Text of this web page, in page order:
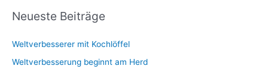
h
n
n
Neueste Beiträge
Weltverbesserer mit Kochlöffel
Weltverbesserung beginnt am Herd